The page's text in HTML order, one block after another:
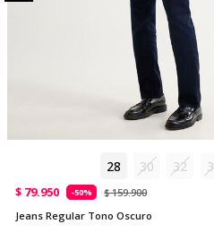
28 30 32
$ 79.950 -50%
$ 159.900
Jeans Regular Tono Oscuro